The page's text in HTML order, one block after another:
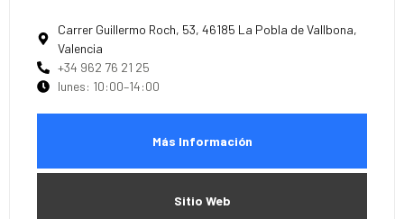
Carrer Guillermo Roch, 53, 46185 La Pobla de Vallbona,
Valencia
+34 962 76 21 25
lunes: 10:00–14:00
Más Información
Sitio Web